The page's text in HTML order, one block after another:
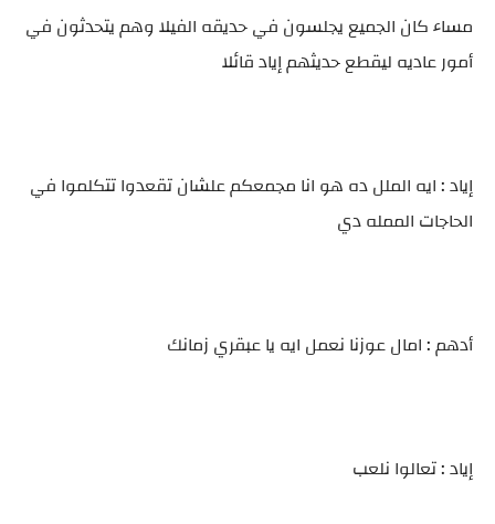
مساء كان الجميع يجلسون في حديقه الفيلا وهم يتحدثون في
أمور عاديه ليقطع حديثهم إياد قائلا
إياد : ايه الملل ده هو انا مجمعكم علشان تقعدوا تتكلموا في
الحاجات الممله دي
أدهم : امال عوزنا نعمل ايه يا عبقري زمانك
إياد : تعالوا نلعب